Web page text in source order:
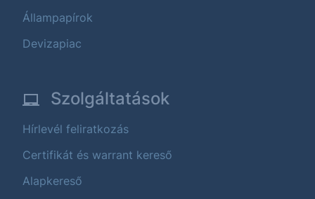
Állampapírok
Devizapiac
Szolgáltatások
Hírlevél feliratkozás
Certifikát és warrant kereső
Alapkereső